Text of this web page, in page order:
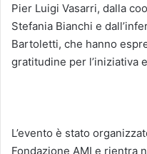
Pier Luigi Vasarri, dalla
Stefania Bianchi e
Bartoletti, che hanno
gratitudine per l’iniziativa
L’evento è stato
Fondazione AMI e rientra